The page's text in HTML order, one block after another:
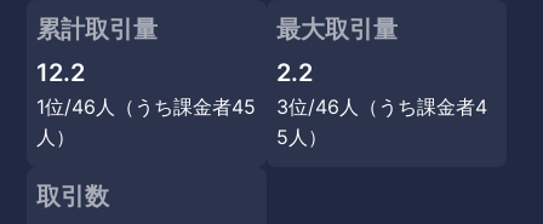
累計取引量
12.2
1位/46人（うち課金者45
人）
最大取引量
2.2
3位/46人（うち課金者4
5人）
取引数